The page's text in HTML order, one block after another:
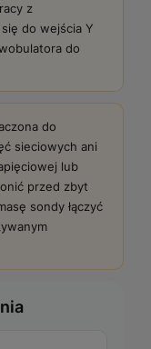
z
do wejścia Y
do
do
sieciowych ani
lub
przed zbyt
sondy łączyć